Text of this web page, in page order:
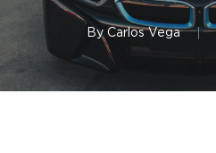
By Carlos Vega